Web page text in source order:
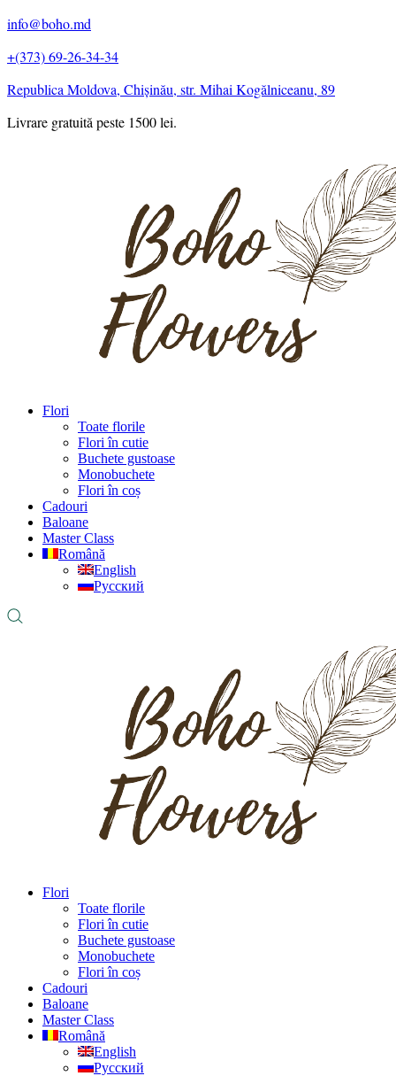
info@boho.md
+(373) 69-26-34-34
Republica Moldova, Chișinău, str. Mihai Kogălniceanu, 89
Livrare gratuită peste 1500 lei.
Flori
Toate florile
Flori în cutie
Buchete gustoase
Monobuchete
Flori în coș
Cadouri
Baloane
Master Class
Română
English
Русский
Flori
Toate florile
Flori în cutie
Buchete gustoase
Monobuchete
Flori în coș
Cadouri
Baloane
Master Class
Română
English
Русский